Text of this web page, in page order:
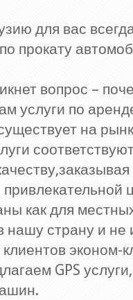
для вас
прокату
вопрос –
услуги по
на
как для
нашу страну и
эконом-
GPS